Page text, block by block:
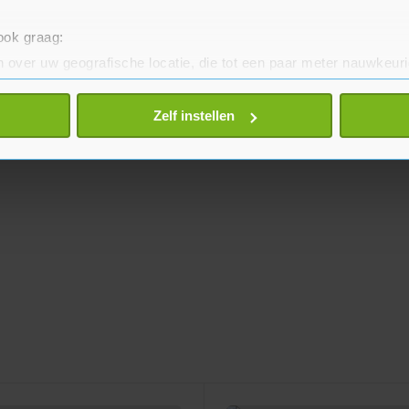
graag:
over uw geografische locatie, die tot een paar meter
door het actief te scannen op specifieke eigenschappen
gegevens worden verwerkt en stel uw voorkeuren in het
of intrekken in de Cookieverklaring.
Zelf instellen